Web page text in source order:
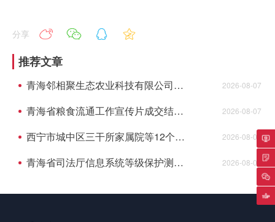
分享
推荐文章
青海邻相聚生态农业科技有限公司供应链集散中心建设项目资格预审公告(代招标公告) 2026-08-07
青海省粮食流通工作宣传片成交结果公告 2026-08-07
西宁市城中区三干所家属院等12个老旧小 区配套基础设施建设项目监理成交结果公告 2026-08-07
青海省司法厅信息系统等级保护测评项目成交结果公告 2026-08-07 专
返